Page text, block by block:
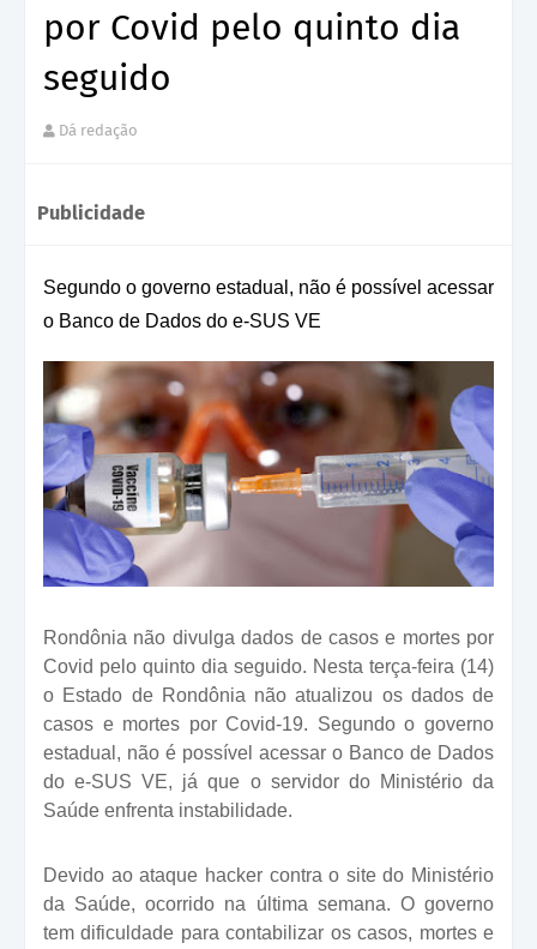
por Covid pelo quinto dia
seguido
Dá redação
Publicidade
Segundo o governo estadual, não é possível acessar
o Banco de Dados do e-SUS VE
Rondônia não divulga dados de casos e mortes por
Covid pelo quinto dia seguido. Nesta terça-feira (14)
o Estado de Rondônia não atualizou os dados de
casos e mortes por Covid-19. Segundo o governo
estadual, não é possível acessar o Banco de Dados
do e-SUS VE, já que o servidor do Ministério da
Saúde enfrenta instabilidade.
Devido ao ataque hacker contra o site do Ministério
da Saúde, ocorrido na última semana. O governo
tem dificuldade para contabilizar os casos, mortes e